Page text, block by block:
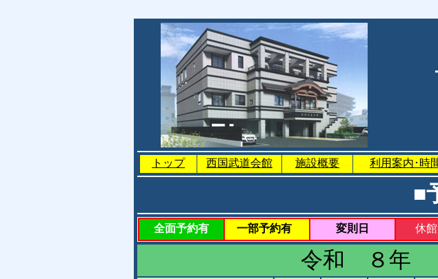
トップ 西国武道会館 施設概要 利用案内･時
■
全面予約有 一部予約有 変則日 休館
令和 ８年